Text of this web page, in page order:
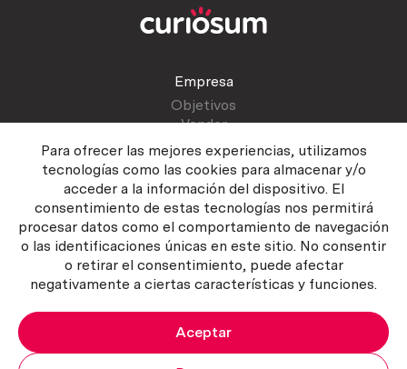
Para ofrecer las mejores experiencias, utilizamos
tecnologías como las cookies para almacenar y/o
acceder a la información del dispositivo. El
consentimiento de estas tecnologías nos permitirá
procesar datos como el comportamiento de navegación
o las identificaciones únicas en este sitio. No consentir
o retirar el consentimiento, puede afectar
negativamente a ciertas características y funciones.
Aceptar
Empresa
Objetivos
Vender
Atención al cliente
Contactar
Manual del vendedor
Política del servicio
Política de Cookies